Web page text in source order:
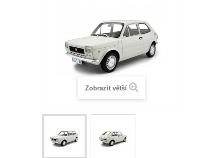
Zobrazit větší